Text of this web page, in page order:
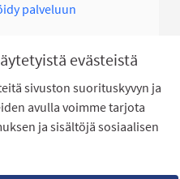
evästeistä
sivuston suorituskyvyn ja
avulla voimme tarjota
ja sisältöjä sosiaalisen
palveluun
kysytyt kysymykset